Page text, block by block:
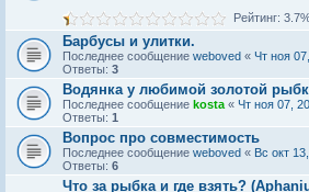
Рейтинг:
Барбусы и улитки.
Последнее сообщение weboved « Чт ноя
Ответы: 3
Водянка у любимой золотой
Последнее сообщение kosta « Чт ноя 07,
Ответы: 1
Вопрос про совместимость
Последнее сообщение weboved « Вс окт
Ответы: 6
Что за рыбка и где взять?